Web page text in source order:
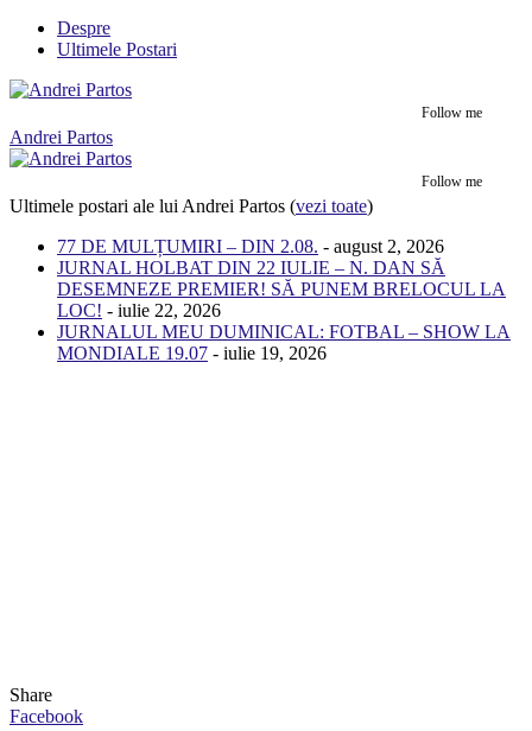
Despre
Ultimele Postari
Follow me
Andrei Partos
Follow me
Ultimele postari ale lui Andrei Partos (vezi toate)
77 DE MULȚUMIRI – DIN 2.08. - august 2, 2026
JURNAL HOLBAT DIN 22 IULIE – N. DAN SĂ
DESEMNEZE PREMIER! SĂ PUNEM BRELOCUL LA
LOC! - iulie 22, 2026
JURNALUL MEU DUMINICAL: FOTBAL – SHOW LA
MONDIALE 19.07 - iulie 19, 2026
Share
Facebook